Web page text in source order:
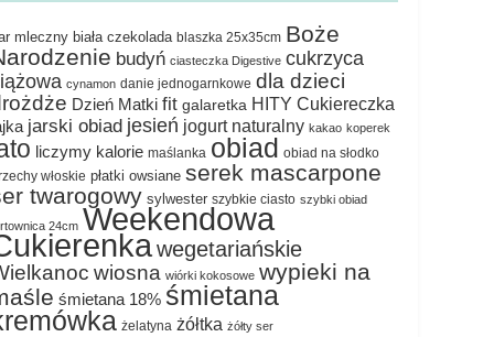
mleczny biała czekolada blaszka 25x35cm Boże
budyń ciasteczka Digestive cukrzyca
cynamon danie jednogarnkowe dla dzieci
Dzień Matki fit galaretka HITY Cukiereczka
jarski obiad jesień jogurt naturalny kakao koperek
liczymy kalorie maślanka obiad obiad na słodko
włoskie płatki owsiane serek mascarpone
twarogowy sylwester szybkie ciasto szybki obiad
24cm Weekendowa
wegetariańskie
wiosna wiórki kokosowe wypieki na
śmietana 18% śmietana
żelatyna żółtka żółty ser